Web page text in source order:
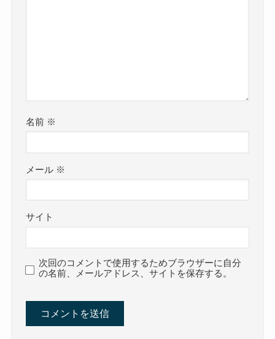
名前 ※
メール ※
サイト
次回のコメントで使用するためブラウザーに自分
の名前、メールアドレス、サイトを保存する。